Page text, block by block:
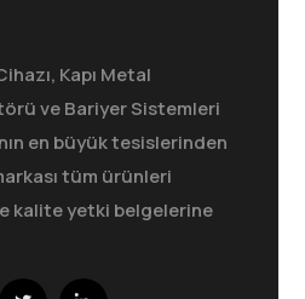
Kapı Metal
ve Bariyer Sistemleri
en büyük tesislerinden
tüm ürünleri
kalite yetki belgelerine